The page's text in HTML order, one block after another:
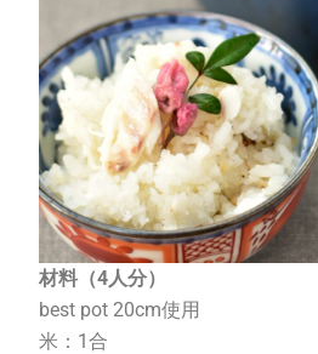
材料（4人分）
best pot 20cm使用
米： 1合